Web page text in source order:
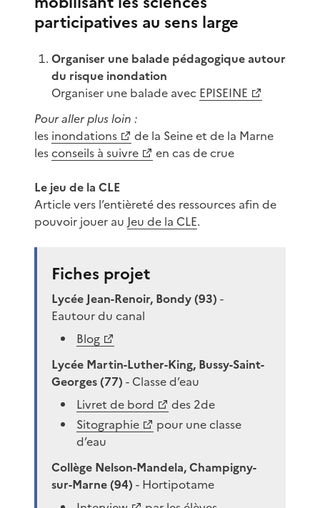
participatives au sens large
Organiser une balade pédagogique autour
du risque inondation
Organiser une balade avec EPISEINE
Pour aller plus loin :
les inondations
de la Seine et de la Marne
lesconseils à suivre
en cas de crue
Le jeu de la CLE
Article vers l’entièreté des ressources afin de
pouvoir jouer au Jeu de la CLE.
Fiches projet
Lycée Jean-Renoir, Bondy (93) -
Eautour du canal
Blog
Lycée Martin-Luther-King, Bussy-Saint-
Georges (77) - Classe d’eau
Livret de bord
des 2de
Sitographie
pour une classe
d’eau
Collège Nelson-Mandela, Champigny-
sur-Marne (94) - Hortipotame